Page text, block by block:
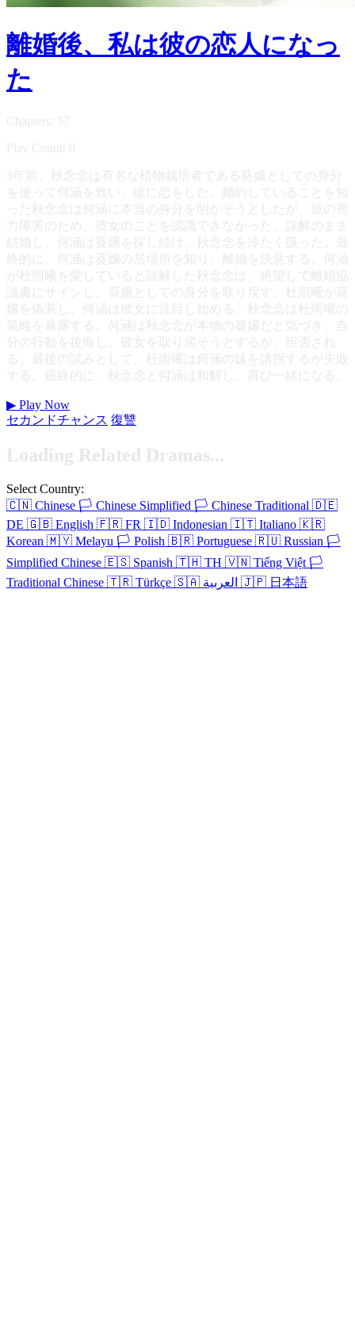
離婚後、私は彼の恋人になっ
た
Chapters: 57
Play Count: 0
3年前、秋念念は有名な植物栽培者である葵嬢としての身分
を使って何涵を救い、彼に恋をした。婚約していることを知
った秋念念は何涵に本当の身分を明かそうとしたが、彼の視
力障害のため、彼女のことを認識できなかった。誤解のまま
結婚し、何涵は葵嬢を探し続け、秋念念を冷たく扱った。最
終的に、何涵は葵嬢の居場所を知り、離婚を決意する。何涵
が杜雨曦を愛していると誤解した秋念念は、絶望して離婚協
議書にサインし、葵嬢としての身分を取り戻す。杜雨曦が葵
嬢を偽装し、何涵は彼女に注目し始める。秋念念は杜雨曦の
策略を暴露する。何涵は秋念念が本物の葵嬢だと気づき、自
分の行動を後悔し、彼女を取り戻そうとするが、拒否され
る。最後の試みとして、杜雨曦は何涵の妹を誘拐するが失敗
する。最終的に、秋念念と何涵は和解し、再び一緒になる。
▶ Play Now
セカンドチャンス 復讐
Loading Related Dramas...
Select Country:
🇨🇳 Chinese 🏳️ Chinese Simplified 🏳️ Chinese Traditional 🇩🇪
DE 🇬🇧 English 🇫🇷 FR 🇮🇩 Indonesian 🇮🇹 Italiano 🇰🇷
Korean 🇲🇾 Melayu 🏳️ Polish 🇧🇷 Portuguese 🇷🇺 Russian 🏳️
Simplified Chinese 🇪🇸 Spanish 🇹🇭 TH 🇻🇳 Tiếng Việt 🏳️
Traditional Chinese 🇹🇷 Türkçe 🇸🇦 🇯🇵 日本語